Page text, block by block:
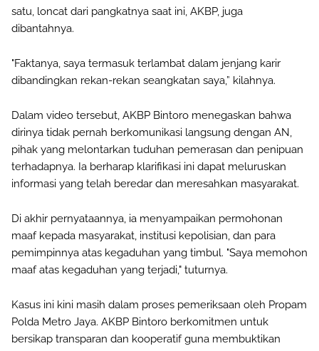
satu, loncat dari pangkatnya saat ini, AKBP, juga
dibantahnya.
"Faktanya, saya termasuk terlambat dalam jenjang karir
dibandingkan rekan-rekan seangkatan saya,” kilahnya.
Dalam video tersebut, AKBP Bintoro menegaskan bahwa
dirinya tidak pernah berkomunikasi langsung dengan AN,
pihak yang melontarkan tuduhan pemerasan dan penipuan
terhadapnya. Ia berharap klarifikasi ini dapat meluruskan
informasi yang telah beredar dan meresahkan masyarakat.
Di akhir pernyataannya, ia menyampaikan permohonan
maaf kepada masyarakat, institusi kepolisian, dan para
pemimpinnya atas kegaduhan yang timbul. "Saya memohon
maaf atas kegaduhan yang terjadi," tuturnya.
Kasus ini kini masih dalam proses pemeriksaan oleh Propam
Polda Metro Jaya. AKBP Bintoro berkomitmen untuk
bersikap transparan dan kooperatif guna membuktikan